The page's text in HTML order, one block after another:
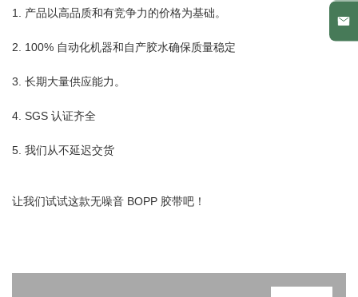
1. 产品以高品质和有竞争力的价格为基础。
2. 100% 自动化机器和自产胶水确保质量稳定
3. 长期大量供应能力。
4. SGS 认证齐全
5. 我们从不延迟交货
让我们试试这款无噪音 BOPP 胶带吧！